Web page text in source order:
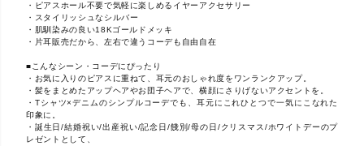
・ピアスホール不要で気軽に楽しめるイヤーアクセサリー
・スタイリッシュなシルバー
・肌馴染みの良い18Kゴールドメッキ
・片耳販売だから、左右で違うコーデも自由自在
■こんなシーン・コーデにぴったり
・お気に入りのピアスに重ねて、耳元のおしゃれ度をワンランクアップ。
・髪をまとめたアップヘアやお団子ヘアで、横顔にさりげないアクセントを。
・Tシャツ×デニムのシンプルコーデでも、耳元にこれひとつで一気にこなれた
印象に。
・誕生日/結婚祝い/出産祝い/記念日/餞別/母の日/クリスマス/ホワイトデーのプ
レゼントとして、